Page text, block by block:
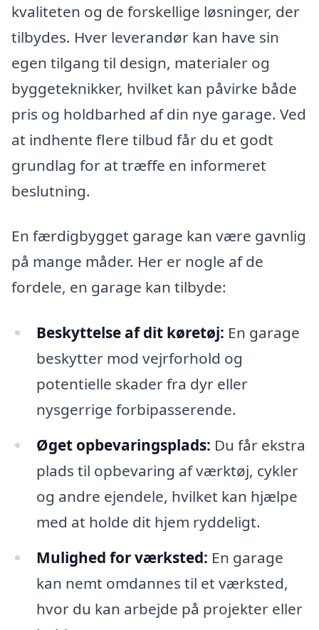
kvaliteten og de forskellige løsninger, der
tilbydes. Hver leverandør kan have sin
egen tilgang til design, materialer og
byggeteknikker, hvilket kan påvirke både
pris og holdbarhed af din nye garage. Ved
at indhente flere tilbud får du et godt
grundlag for at træffe en informeret
beslutning.
En færdigbygget garage kan være gavnlig
på mange måder. Her er nogle af de
fordele, en garage kan tilbyde:
Beskyttelse af dit køretøj: En garage
beskytter mod vejrforhold og
potentielle skader fra dyr eller
nysgerrige forbipasserende.
Øget opbevaringsplads: Du får ekstra
plads til opbevaring af værktøj, cykler
og andre ejendele, hvilket kan hjælpe
med at holde dit hjem ryddeligt.
Mulighed for værksted: En garage
kan nemt omdannes til et værksted,
hvor du kan arbejde på projekter eller